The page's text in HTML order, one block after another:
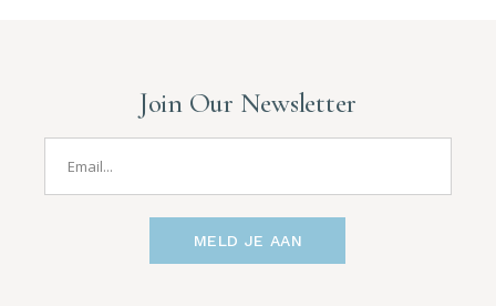
Join Our Newsletter
MELD JE AAN